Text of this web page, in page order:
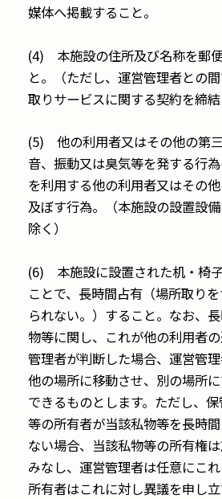
媒体へ掲載すること。
(4) 本施設の住所及び名称を郵
と。（ただし、運営管理者との
取りサービスに関する契約を締結
(5) 他の利用者又はその他の第
音、振動又は臭気等を発する行
を利用する他の利用者又はその
及ぼす行為。（本施設の設置設
除く）
(6) 本施設に設置された机・椅
ことで、長時間占有（場所取り
られない。）すること。なお、
物等に関し、これが他の利用者
管理者が判断した場合、運営管
他の場所に移動させ、別の場所
できるものとします。ただし、
等の所有者が当該私物等を長時
ない場合、当該私物等の所有権
みなし、運営管理者は任意にこ
所有者はこれに対し異議を申し